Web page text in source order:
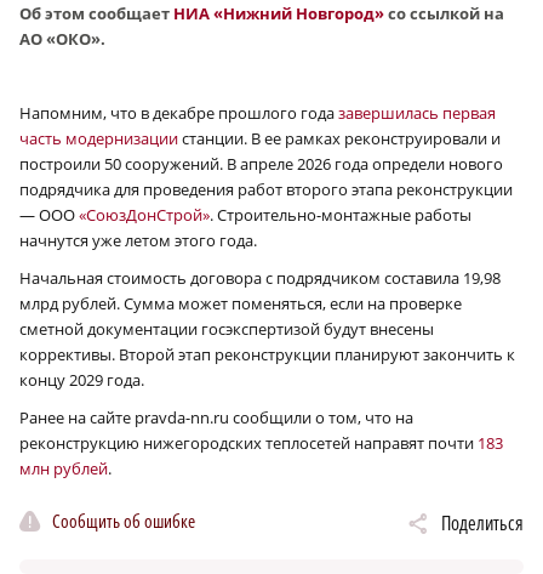
Об этом сообщает НИА «Нижний Новгород»со ссылкой на
АО «ОКО».
Напомним, что в декабре прошлого годазавершилась первая
часть модернизациистанции. В ее рамках реконструировали и
построили 50 сооружений. В апреле 2026 года определи нового
подрядчика для проведения работ второго этапа реконструкции
— ООО«СоюзДонСтрой». Строительно-монтажные работы
начнутся уже летом этого года.
Начальная стоимость договора с подрядчиком составила 19,98
млрд рублей. Сумма может поменяться, если на проверке
сметной документации госэкспертизой будут внесены
коррективы. Второй этап реконструкции планируют закончить к
концу 2029 года.
Ранее на сайте pravda-nn.ru сообщили о том, что на
реконструкцию нижегородских теплосетей направят почти 183
млн рублей.
Сообщить об ошибке Поделиться